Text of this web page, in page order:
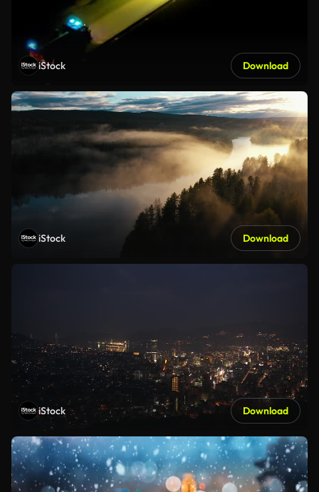
iStock Download
iStock Download
iStock Download